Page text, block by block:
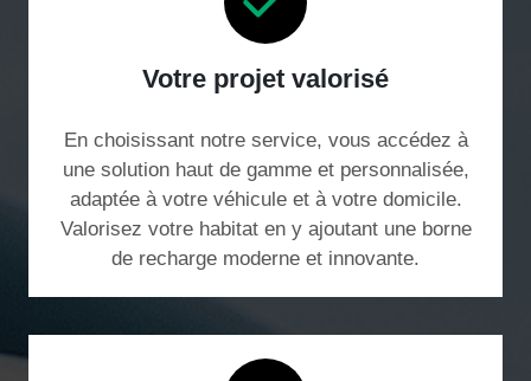
Votre projet valorisé
En choisissant notre service, vous accédez à
une solution haut de gamme et personnalisée,
adaptée à votre véhicule et à votre domicile.
Valorisez votre habitat en y ajoutant une borne
de recharge moderne et innovante.